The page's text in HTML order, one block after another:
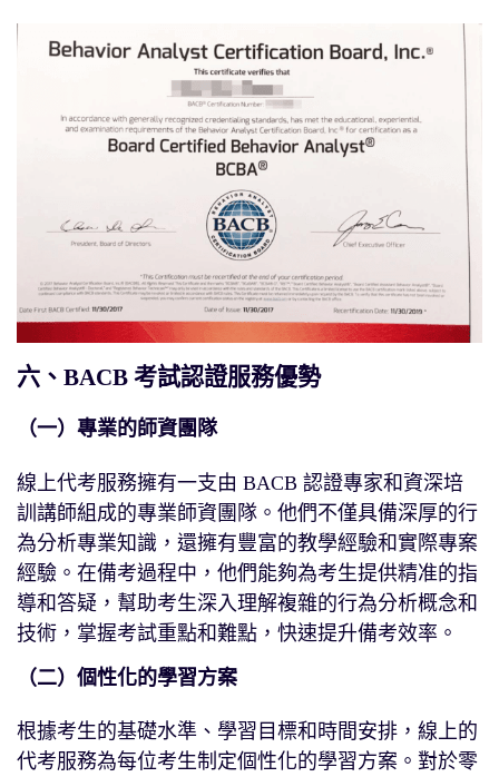
六、BACB 考試認證服務優勢
（一）專業的師資團隊
線上代考服務擁有一支由 BACB 認證專家和資深培
訓講師組成的專業師資團隊。他們不僅具備深厚的行
為分析專業知識，還擁有豐富的教學經驗和實際專案
經驗。在備考過程中，他們能夠為考生提供精准的指
導和答疑，幫助考生深入理解複雜的行為分析概念和
技術，掌握考試重點和難點，快速提升備考效率。
（二）個性化的學習方案
根據考生的基礎水準、學習目標和時間安排，線上的
代考服務為每位考生制定個性化的學習方案。對於零